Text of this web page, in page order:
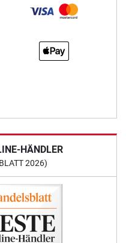
HÄNDLER
2026)